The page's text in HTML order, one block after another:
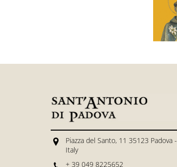
Piazza del Santo, 11 35123 Padova -
Italy
+ 39 049 8225652